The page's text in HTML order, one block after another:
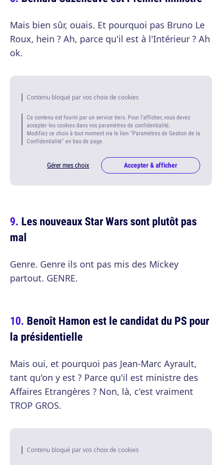
Mais bien sûr, ouais. Et pourquoi pas Bruno Le
Roux, hein ? Ah, parce qu'il est à l'Intérieur ? Ah
ok.
Contenu bloqué par vos choix de cookies
Ce contenu est fourni par un service tiers. Pour l'afficher, vous devez
accepter les cookies dans vos paramètres de confidentialité.
Modifiez ce choix à tout moment via le lien "Paramètres de Gestion de la
Confidentialité" en bas de page.
Gérer mes choix Accepter & afficher
Les nouveaux Star Wars sont plutôt pas
mal
Genre. Genre ils ont pas mis des Mickey
partout. GENRE.
Benoît Hamon est le candidat du PS pour
la présidentielle
Mais oui, et pourquoi pas Jean-Marc Ayrault,
tant qu'on y est ? Parce qu'il est ministre des
Affaires Etrangères ? Non, là, c'est vraiment
TROP GROS.
Contenu bloqué par vos choix de cookies